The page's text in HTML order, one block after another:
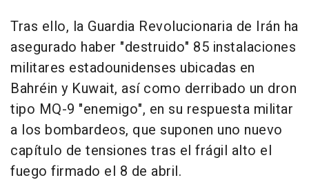
Tras ello, la Guardia Revolucionaria de Irán ha
asegurado haber "destruido" 85 instalaciones
militares estadounidenses ubicadas en
Bahréin y Kuwait, así como derribado un dron
tipo MQ-9 "enemigo", en su respuesta militar
a los bombardeos, que suponen uno nuevo
capítulo de tensiones tras el frágil alto el
fuego firmado el 8 de abril.